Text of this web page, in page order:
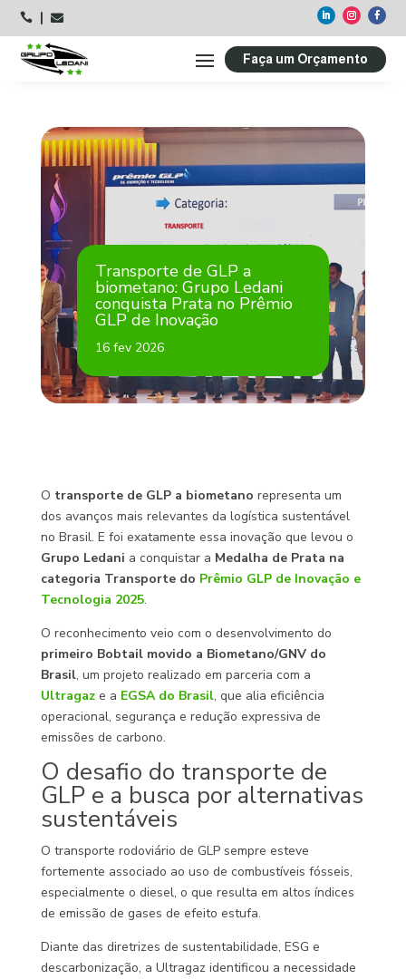
 
Faça um Orçamento
Transporte de GLP a
biometano: Grupo Ledani
conquista Prata no Prêmio
GLP de Inovação
16 fev 2026
O transporte de GLP a biometano representa um
dos avanços mais relevantes da logística sustentável
no Brasil. E foi exatamente essa inovação que levou o
Grupo Ledani a conquistar a Medalha de Prata na
categoria Transporte do Prêmio GLP de Inovação e
Tecnologia 2025.
O reconhecimento veio com o desenvolvimento do
primeiro Bobtail movido a Biometano/GNV do
Brasil, um projeto realizado em parceria com a
Ultragaze a EGSA do Brasil, que alia eficiência
operacional, segurança e redução expressiva de
emissões de carbono.
O desafio do transporte de
GLP e a busca por alternativas
sustentáveis
O transporte rodoviário de GLP sempre esteve
fortemente associado ao uso de combustíveis fósseis,
especialmente o diesel, o que resulta em altos índices
de emissão de gases de efeito estufa.
Diante das diretrizes de sustentabilidade, ESG e
descarbonização, a Ultragaz identificou a necessidade